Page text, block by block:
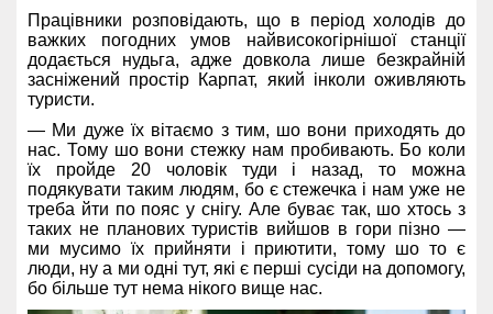
Працівники розповідають, що в період холодів до
важких погодних умов найвисокогірнішої станції
додається нудьга, адже довкола лише безкрайній
засніжений простір Карпат, який інколи оживляють
туристи.
— Ми дуже їх вітаємо з тим, шо вони приходять до
нас. Тому шо вони стежку нам пробивають. Бо коли
їх пройде 20 чоловік туди і назад, то можна
подякувати таким людям, бо є стежечка і нам уже не
треба йти по пояс у снігу. Але буває так, шо хтось з
таких не планових туристів вийшов в гори пізно —
ми мусимо їх прийняти і приютити, тому шо то є
люди, ну а ми одні тут, які є перші сусіди на допомогу,
бо більше тут нема нікого вище нас.